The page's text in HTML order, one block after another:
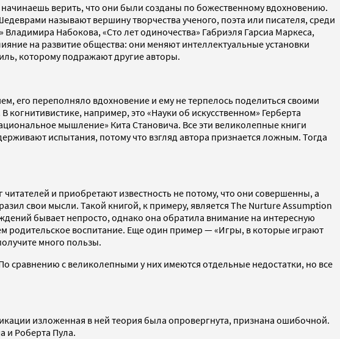
верить, что они были созданы по божественному вдохновению.
называют вершину творчества ученого, поэта или писателя, среди
Набокова, «Сто лет одиночества» Габриэля Гарсиа Маркеса,
на развитие общества: они меняют интеллектуальные установки
которому подражают другие авторы.
его переполняло вдохновение и ему не терпелось поделиться своими
например, это «Науки об искусственном» Герберта
мышление» Кита Становича. Все эти великолепные книги
испытания, потому что взгляд автора признается ложным. Тогда
и приобретают известность не потому, что они совершенны, а
свои мысли. Такой книгой, к примеру, является The Nurture Assumption
бывает непросто, однако она обратила внимание на интересную
родительское воспитание. Еще один пример — «Игры, в которые играют
много пользы.
сравнению с великолепными у них имеются отдельные недостатки, но все
изложенная в ней теория была опровергнута, признана ошибочной.
и Роберта Пула.